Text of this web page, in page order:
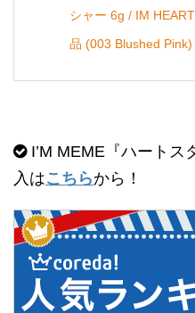
シャー 6g / IM
品 (003 Blushed Pink)
I’M MEME『ハート
入はこちらから！